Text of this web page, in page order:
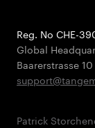
Reg. No CHE-
Global
Baarerstrasse 10
Patrick